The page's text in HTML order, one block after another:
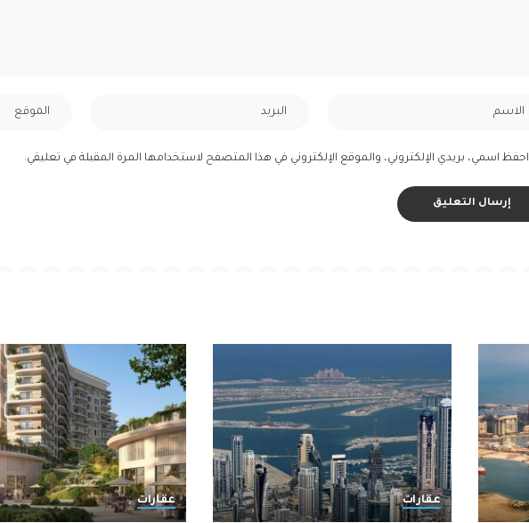
احفظ اسمي، بريدي الإلكتروني، والموقع الإلكتروني في هذا المتصفح لاستخدامها المرة المقبلة في تعليقي.
عقارات عقارات